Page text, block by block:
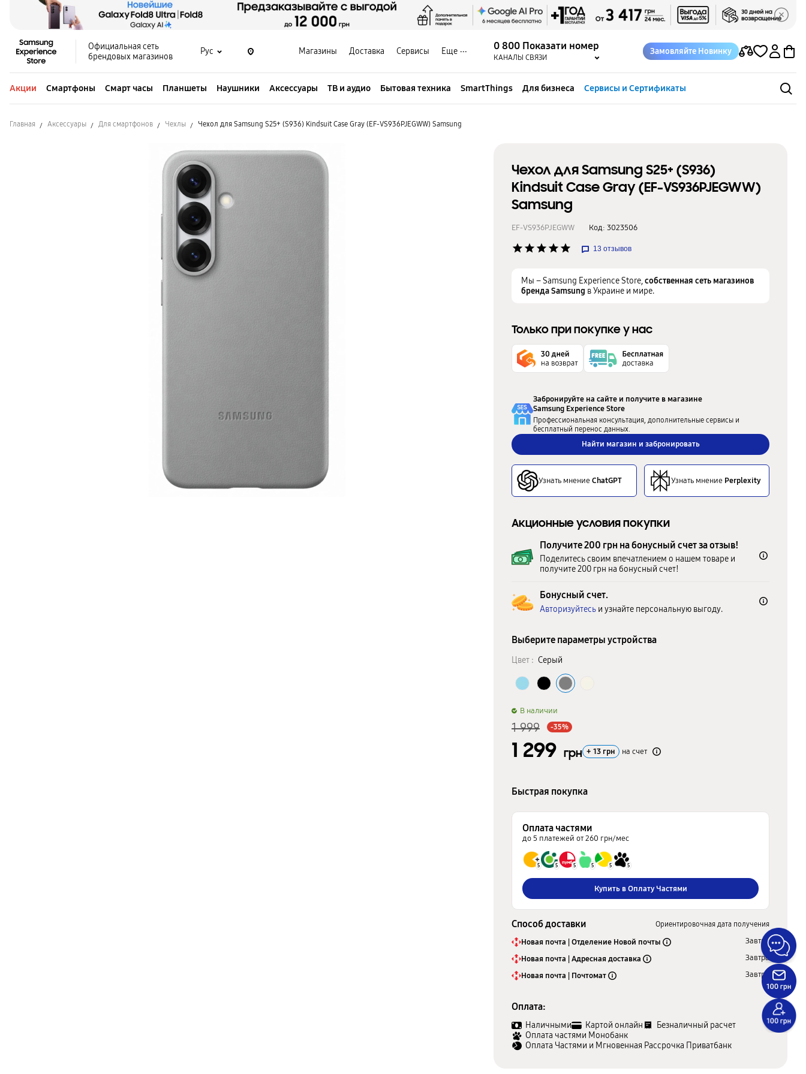
Официальная сеть
брендовых магазинов
Рус Магазины Доставка Сервисы Еще 0 800 Показати номер
КАНАЛЫ СВЯЗИ
Замовляйте Новинку
Акции Смартфоны Смарт часы Планшеты Наушники Аксессуары ТВ и аудио Бытовая техника SmartThings Для бизнеса Сервисы и Сертификаты
Главная Аксессуары Для смартфонов Чехлы Чехол для Samsung S25+ (S936) Kindsuit Case Gray (EF-VS936PJEGWW) Samsung
Чехол для Samsung S25+ (S936)
Kindsuit Case Gray (EF-VS936PJEGWW)
Samsung
EF-VS936PJEGWW Код: 3023506
star star star star star 13 отзывов
Мы – Samsung Experience Store,собственная сеть магазинов
бренда Samsung в Украине и мире.
Только при покупке у нас
Забронируйте на сайте и получите в магазине
Samsung Experience Store
Профессиональная консультация, дополнительные сервисы и
бесплатный перенос данных.
Найти магазин и забронировать
Узнать мнениеChatGPT Узнать мнение Perplexity
Акционные условия покупки
Получите 200 грн на бонусный счет за отзыв!
Поделитесь своим впечатлением о нашем товаре и
получите 200 грн на бонусный счет!
Бонусный счет.
Авторизуйтесь и узнайте персональную выгоду.
Выберите параметры устройства
Цвет : Серый
B наличии
1 999 -35%
1 299 грн + 13 грн на счет
Быстрая покупка
Оплата частями
до 5 платежей от 260 грн/мес
5 5 5 5 5 5
Купить в Оплату Частями
Способ доставки Ориентировочная дата получения
Новая почта | Отделение Новой почты
Завтра
Новая почта | Адресная доставка
Завтра
Новая почта | Почтомат
Завтра
Оплата:
Наличными Картой онлайн
Безналичный расчет
Оплата частями Монобанк
Оплата Частями и Мгновенная Рассрочка Приватбанк